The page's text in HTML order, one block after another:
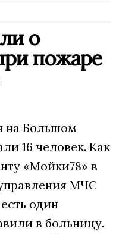
о
пожаре
на Большом
16 человек. Как
«Мойки78» в
МЧС
один
в больницу.